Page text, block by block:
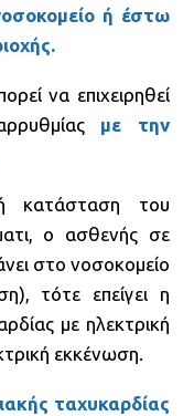
ή έστω
να επιχειρηθεί
με την
κατάσταση του
ο ασθενής σε
στο νοσοκομείο
τότε επείγει η
με ηλεκτρική
εκκένωση.
ταχυκαρδίας